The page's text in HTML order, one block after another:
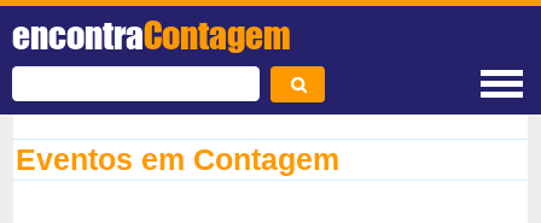
encontraContagem
Eventos em Contagem